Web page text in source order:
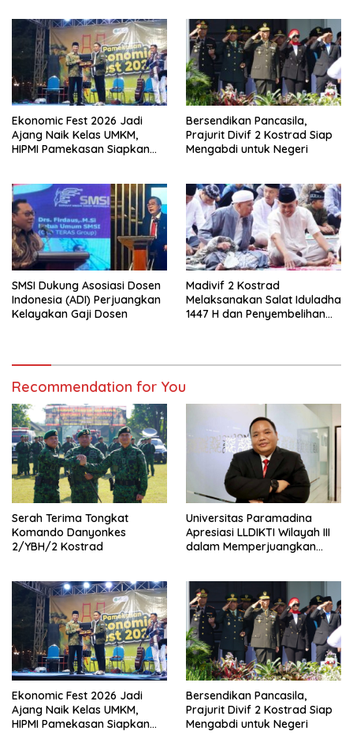
Ekonomic Fest 2026 Jadi
Ajang Naik Kelas UMKM,
HIPMI Pamekasan Siapkan
Bersendikan Pancasila,
Prajurit Divif 2 Kostrad Siap
Mengabdi untuk Negeri
SMSI Dukung Asosiasi Dosen
Indonesia (ADI) Perjuangkan
Kelayakan Gaji Dosen
Madivif 2 Kostrad
Melaksanakan Salat Iduladha
1447 H dan Penyembelihan
Recommendation for You
Serah Terima Tongkat
Komando Danyonkes
2/YBH/2 Kostrad
Universitas Paramadina
Apresiasi LLDIKTI Wilayah III
dalam Memperjuangkan
Ekonomic Fest 2026 Jadi
Ajang Naik Kelas UMKM,
HIPMI Pamekasan Siapkan
Bersendikan Pancasila,
Prajurit Divif 2 Kostrad Siap
Mengabdi untuk Negeri